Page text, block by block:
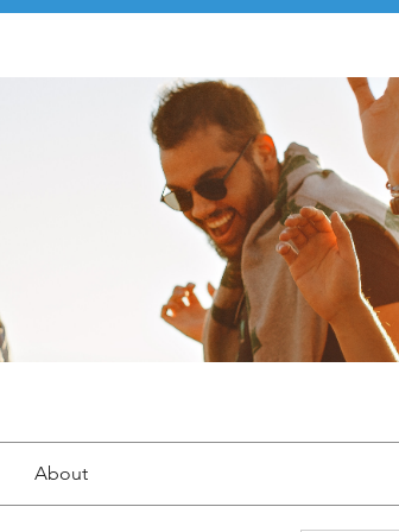
About